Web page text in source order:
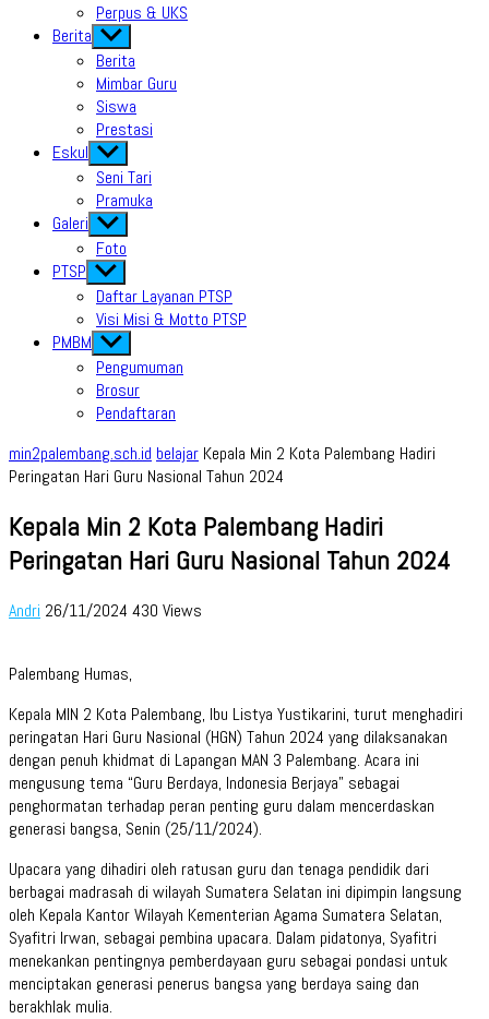
Perpus & UKS
Berita Show
sub
menu
Berita
Mimbar Guru
Siswa
Prestasi
Eskul Show
sub
menu
Seni Tari
Pramuka
Galeri Show
sub
menu
Foto
PTSP Show
sub
menu
Daftar Layanan PTSP
Visi Misi & Motto PTSP
PMBM Show
sub
menu
Pengumuman
Brosur
Pendaftaran
min2palembang.sch.id belajar Kepala Min 2 Kota Palembang Hadiri
Peringatan Hari Guru Nasional Tahun 2024
Kepala Min 2 Kota Palembang Hadiri
Peringatan Hari Guru Nasional Tahun 2024
Andri 26/11/2024 430 Views
Palembang Humas,
Kepala MIN 2 Kota Palembang, Ibu Listya Yustikarini, turut menghadiri
peringatan Hari Guru Nasional (HGN) Tahun 2024 yang dilaksanakan
dengan penuh khidmat di Lapangan MAN 3 Palembang. Acara ini
mengusung tema “Guru Berdaya, Indonesia Berjaya” sebagai
penghormatan terhadap peran penting guru dalam mencerdaskan
generasi bangsa, Senin (25/11/2024).
Upacara yang dihadiri oleh ratusan guru dan tenaga pendidik dari
berbagai madrasah di wilayah Sumatera Selatan ini dipimpin langsung
oleh Kepala Kantor Wilayah Kementerian Agama Sumatera Selatan,
Syafitri Irwan, sebagai pembina upacara. Dalam pidatonya, Syafitri
menekankan pentingnya pemberdayaan guru sebagai pondasi untuk
menciptakan generasi penerus bangsa yang berdaya saing dan
berakhlak mulia.